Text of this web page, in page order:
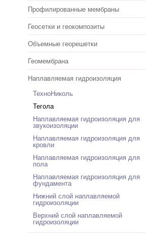
Профилированные мембраны
Геосетки и геокомпозиты
Объемные георешетки
Геомембрана
Наплавляемая гидроизоляция
ТехноНиколь
Тегола
Наплавляемая гидроизоляция для
звукоизоляции
Наплавляемая гидроизоляция для
кровли
Наплавляемая гидроизоляция для
пола
Наплавляемая гидроизоляция для
фундамента
Нижний слой наплавляемой
гидроизоляции
Верхний слой наплавляемой
гидроизоляции